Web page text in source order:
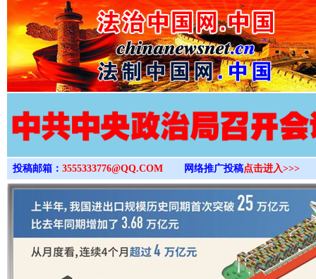
>
投稿邮箱： 3555333776@QQ.COM 网络推广投稿点击进入>>>